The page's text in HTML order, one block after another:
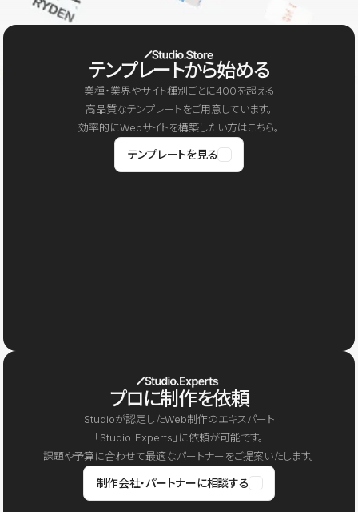
テンプレートから始める
業種・業界やサイト種別ごとに400を超える
高品質なテンプレートをご用意しています。
効率的にWebサイトを構築したい方はこちら。
テンプレートを見る
プロに制作を依頼
Studioが認定したWeb制作のエキスパート
「Studio Experts」に依頼が可能です。
課題や予算に合わせて最適なパートナーをご提案いたします。
制作会社・パートナーに相談する